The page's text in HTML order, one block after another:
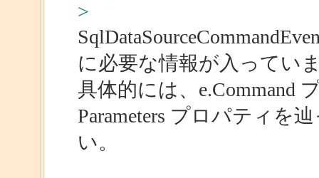
>
に必要な情報が入ってい
具体的には、e.Command
Parameters プロパティを
い。